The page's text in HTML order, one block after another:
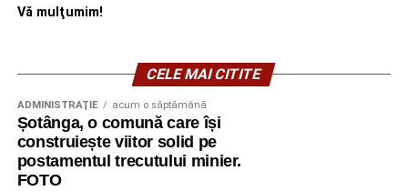
Vă mulţumim!
CELE MAI CITITE
ADMINISTRAŢIE acum o săptămână
Șotânga, o comună care își
construiește viitor solid pe
postamentul trecutului minier.
FOTO